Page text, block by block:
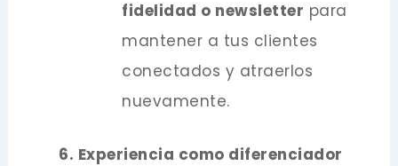
fidelidad o newsletter para
mantener a tus clientes
conectados y atraerlos
nuevamente.
6. Experiencia como diferenciador